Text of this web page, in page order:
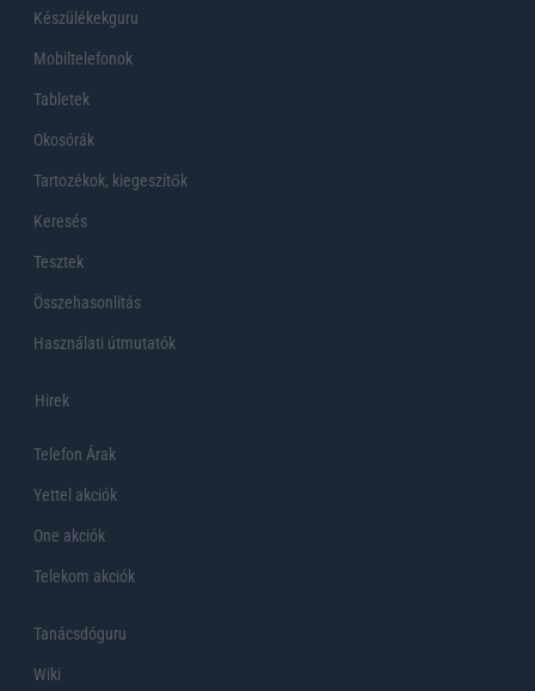
Készülékekguru
Mobiltelefonok
Tabletek
Okosórák
Tartozékok, kiegeszítők
Keresés
Tesztek
Összehasonlítás
Használati útmutatók
Hirek
Telefon Árak
Yettel akciók
One akciók
Telekom akciók
Tanácsdóguru
Wiki